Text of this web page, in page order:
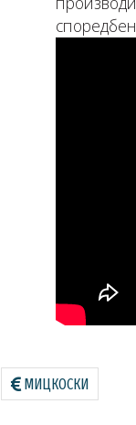
МИЦКОСКИ